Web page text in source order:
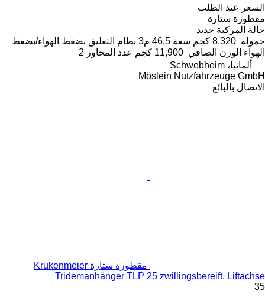
السعر عند الطلب
مقطورة ستارة
حالة المركبة جديد
حمولة 8,320 كجم سعة 46.5 م3 نظام التعليق بضغط الهواء/بضغط
الهواء الوزن الصافي 11,900 كجم عدد المحاور 2
ألمانيا، Schwebheim
Möslein Nutzfahrzeuge GmbH
الاتصال بالبائع
مقطورة ستارة Krukenmeier
Tridemanhänger TLP 25 zwillingsbereift, Liftachse
35